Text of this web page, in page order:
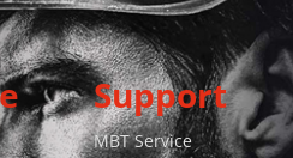
Support
MBT Service